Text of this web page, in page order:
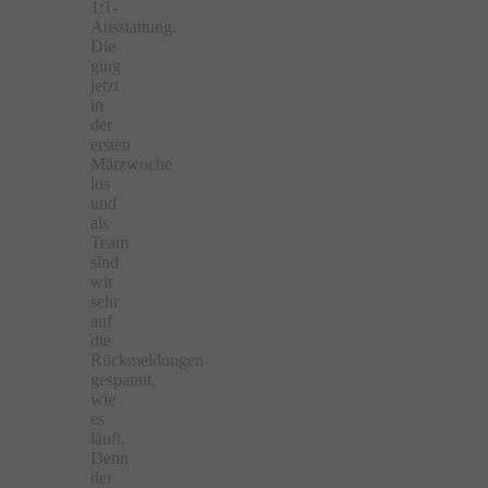
1:1-
Ausstattung.
Die
ging
jetzt
der
ersten
Märzwoche
los
und
als
Team
sind
wir
sehr
auf
die
Rückmeldungen
gespannt,
wie
es
läuft.
Denn
der